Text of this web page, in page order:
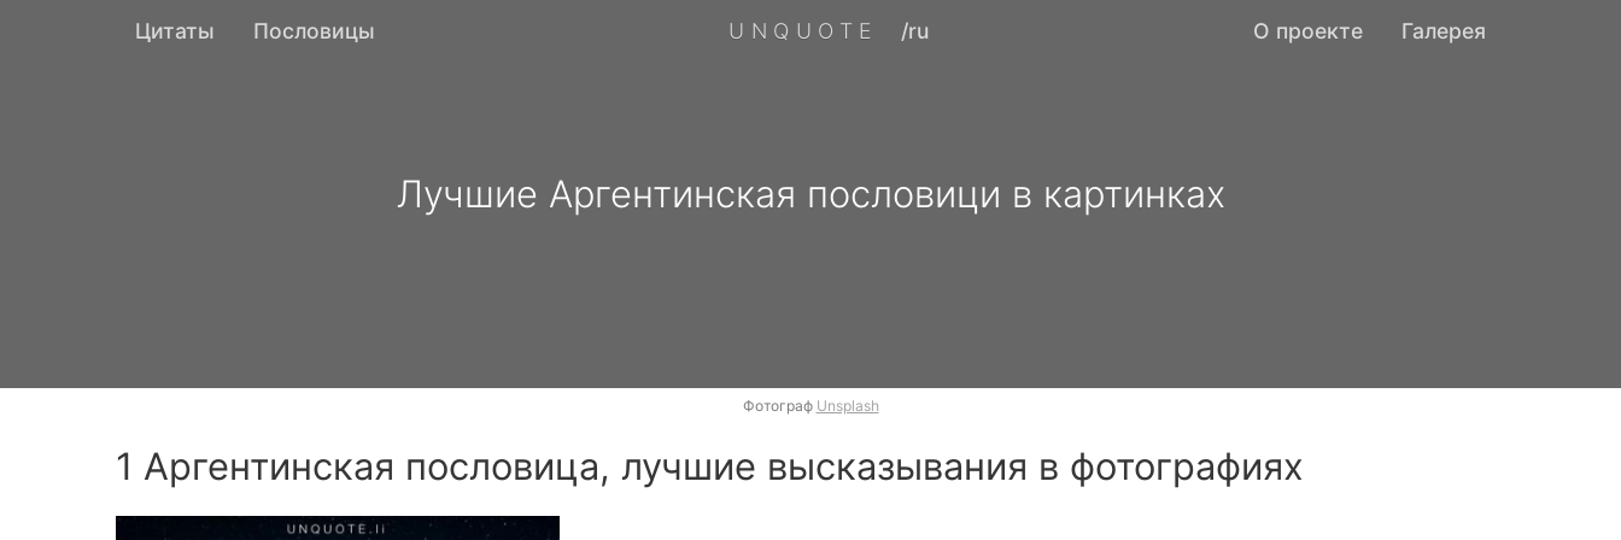
Цитаты Пословицы UNQUOTE /ru О проекте Галерея
Лучшие Аргентинская пословици в картинках
Фотограф Unsplash
1 Аргентинская пословица, лучшие высказывания в фотографиях